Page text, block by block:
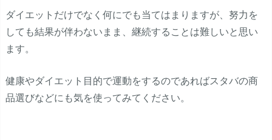
ダイエットだけでなく何にでも当てはまりますが、努力を
しても結果が伴わないまま、継続することは難しいと思い
ます。
健康やダイエット目的で運動をするのであればスタバの商
品選びなどにも気を使ってみてください。